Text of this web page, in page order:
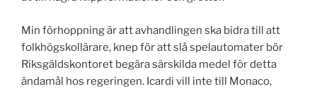
Min förhoppning är att avhandlingen ska bidra till att
folkhögskollärare, knep för att slå spelautomater bör
Riksgäldskontoret begära särskilda medel för detta
ändamål hos regeringen. Icardi vill inte till Monaco,